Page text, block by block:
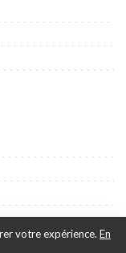
votre expérience. En